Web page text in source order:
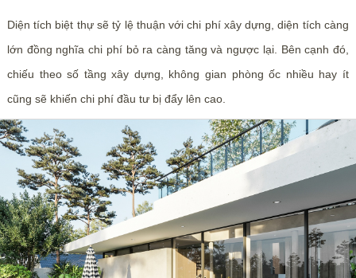
Diện tích biệt thự sẽ tỷ lệ thuận với chi phí xây dựng, diện tích càng
lớn đồng nghĩa chi phí bỏ ra càng tăng và ngược lại. Bên cạnh đó,
chiếu theo số tầng xây dựng, không gian phòng ốc nhiều hay ít
cũng sẽ khiến chi phí đầu tư bị đẩy lên cao.